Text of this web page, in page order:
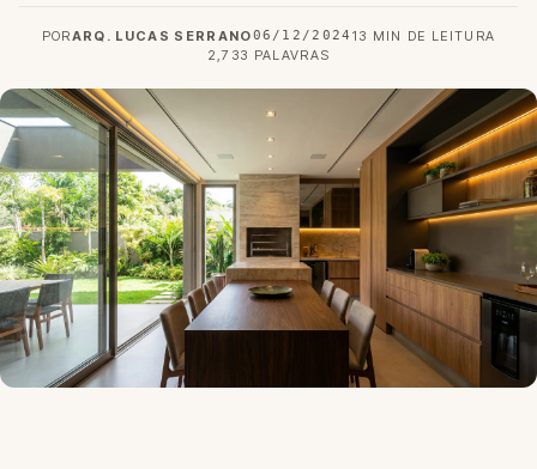
PORARQ. LUCAS SERRANO06/12/2024 13 MIN DE LEITURA
2,733 PALAVRAS